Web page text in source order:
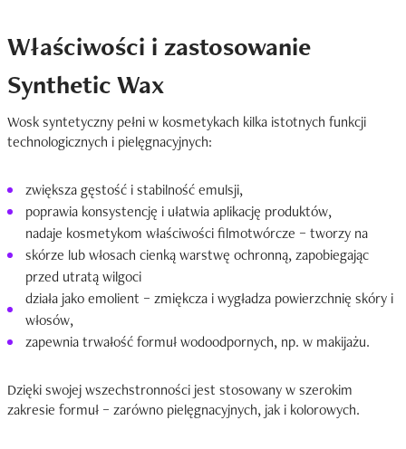
Właściwości i zastosowanie
Synthetic Wax
Wosk syntetyczny pełni w kosmetykach kilka istotnych funkcji
technologicznych i pielęgnacyjnych:
zwiększa gęstość i stabilność emulsji,
poprawia konsystencję i ułatwia aplikację produktów,
nadaje kosmetykom właściwości filmotwórcze – tworzy na
skórze lub włosach cienką warstwę ochronną, zapobiegając
przed utratą wilgoci
działa jako emolient – zmiękcza i wygładza powierzchnię skóry i
włosów,
zapewnia trwałość formuł wodoodpornych, np. w makijażu.
Dzięki swojej wszechstronności jest stosowany w szerokim
zakresie formuł – zarówno pielęgnacyjnych, jak i kolorowych.